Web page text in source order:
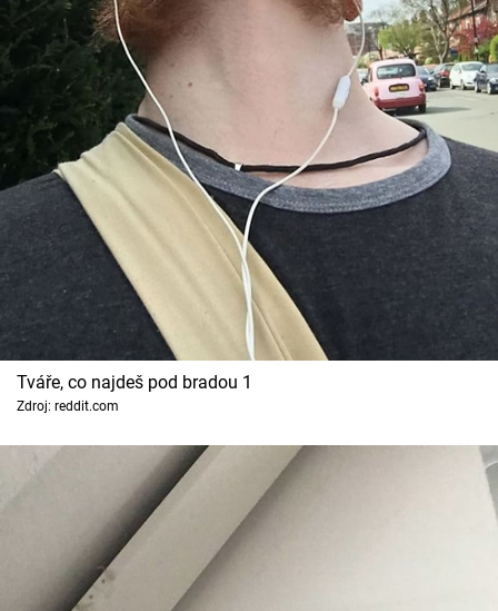
Cool Esport
Pořady
TV Program
Sledujte prima+
Přihlášení
Sledujte nás
Tváře, co najdeš pod bradou 1
Zdroj: reddit.com